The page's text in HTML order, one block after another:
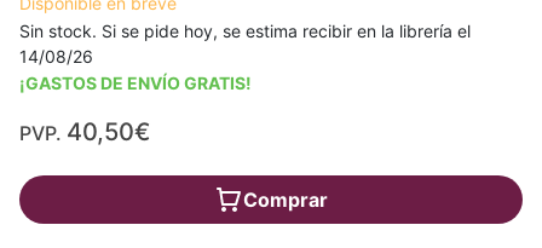
Sin stock. Si se pide hoy, se estima recibir en la librería el
14/08/26
¡GASTOS DE ENVÍO GRATIS!
PVP. 40,50€
Comprar